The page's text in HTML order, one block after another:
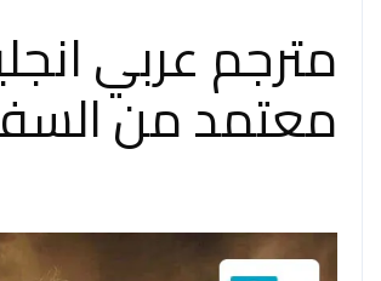
مترجم عربي
معتمد من